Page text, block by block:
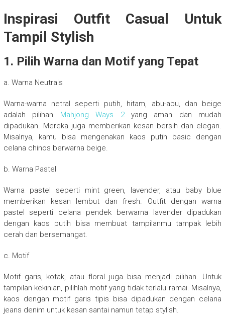
Inspirasi Outfit Casual Untuk
Tampil Stylish
1. Pilih Warna dan Motif yang Tepat
a. Warna Neutrals
Warna-warna netral seperti putih, hitam, abu-abu, dan beige
adalah pilihan Mahjong Ways 2yang aman dan mudah
dipadukan. Mereka juga memberikan kesan bersih dan elegan.
Misalnya, kamu bisa mengenakan kaos putih basic dengan
celana chinos berwarna beige.
b. Warna Pastel
Warna pastel seperti mint green, lavender, atau baby blue
memberikan kesan lembut dan fresh. Outfit dengan warna
pastel seperti celana pendek berwarna lavender dipadukan
dengan kaos putih bisa membuat tampilanmu tampak lebih
cerah dan bersemangat.
c. Motif
Motif garis, kotak, atau floral juga bisa menjadi pilihan. Untuk
tampilan kekinian, pilihlah motif yang tidak terlalu ramai. Misalnya,
kaos dengan motif garis tipis bisa dipadukan dengan celana
jeans denim untuk kesan santai namun tetap stylish.